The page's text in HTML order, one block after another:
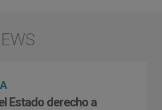
Estado derecho a